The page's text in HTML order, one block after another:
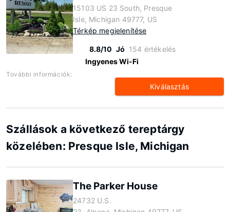
15103 US 23 South, Presque
Isle, Michigan 49777, US
Térkép megjelenítése
8.8/10 Jó 154 értékelés
Ingyenes Wi-Fi
További információk:
Kiválasztás
Szállások a következő tereptárgy
közelében: Presque Isle, Michigan
The Parker House
24732 U.S.